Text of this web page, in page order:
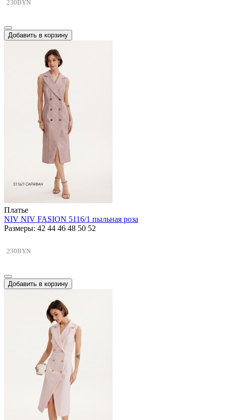
230BYN
Добавить в корзину
Платье
NIV NIV FASION 5116/1 пыльная роза
Размеры: 42 44 46 48 50 52
230BYN
Добавить в корзину